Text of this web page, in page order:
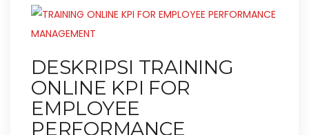
DESKRIPSI TRAINING
ONLINE KPI FOR
EMPLOYEE
PERFORMANCE